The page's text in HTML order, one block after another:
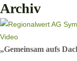
Archiv
Video
„Gemeinsam aufs